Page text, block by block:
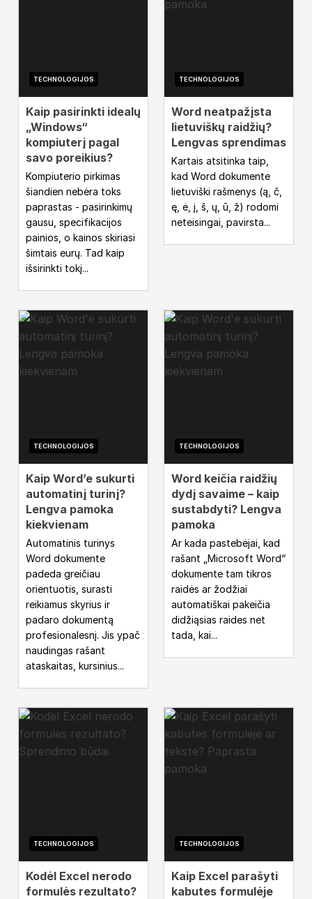
TECHNOLOGIJOS
Kaip pasirinkti idealų
„Windows“
kompiuterį pagal
savo poreikius?
Kompiuterio pirkimas
šiandien nebėra toks
paprastas - pasirinkimų
gausu, specifikacijos
painios, o kainos skiriasi
šimtais eurų. Tad kaip
išsirinkti tokį...
TECHNOLOGIJOS
Word neatpažįsta
lietuviškų raidžių?
Lengvas sprendimas
Kartais atsitinka taip,
kad Word dokumente
lietuviški rašmenys (ą, č,
ę, ė, į, š, ų, ū, ž) rodomi
neteisingai, pavirsta...
TECHNOLOGIJOS
Kaip Word’e sukurti
automatinį turinį?
Lengva pamoka
kiekvienam
Automatinis turinys
Word dokumente
padeda greičiau
orientuotis, surasti
reikiamus skyrius ir
padaro dokumentą
profesionalesnį. Jis ypač
naudingas rašant
ataskaitas, kursinius...
TECHNOLOGIJOS
Word keičia raidžių
dydį savaime – kaip
sustabdyti? Lengva
pamoka
Ar kada pastebėjai, kad
rašant „Microsoft Word“
dokumente tam tikros
raidės ar žodžiai
automatiškai pakeičia
didžiąsias raides net
tada, kai...
TECHNOLOGIJOS
Kodėl Excel nerodo
formulės rezultato?
TECHNOLOGIJOS
Kaip Excel parašyti
kabutes formulėje